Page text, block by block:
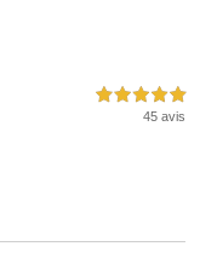
5,0 étoiles sur 5
45 avis